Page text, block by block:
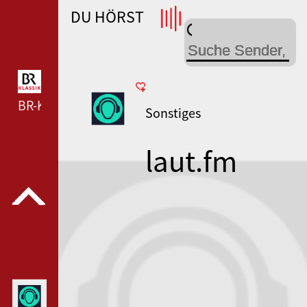
WDR 4 --- WDR 4 ---
BR-KLASSIK --- BR-KLASSIK ---
DU HÖRST
Sonstiges
laut.fm